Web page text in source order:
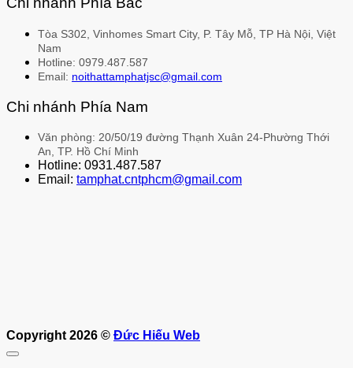
Tòa S302, Vinhomes Smart City, P. Tây Mỗ, TP Hà Nội, Việt
Nam
Hotline: 0979.487.587
Email: noithattamphatjsc@gmail.com
Chi nhánh Phía Nam
Văn phòng: 20/50/19 đường Thạnh Xuân 24-Phường Thới
An, TP. Hồ Chí Minh
Hotline: 0931.487.587
Email: tamphat.cntphcm@gmail.com
Copyright 2026 © Đức Hiếu Web